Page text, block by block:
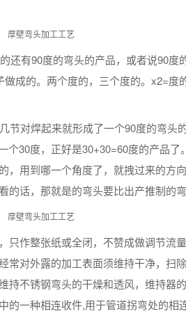
还有90度的弯头的产品，或者说90度
成的。两个度的，三个度的。x2=度
节对焊起来就形成了一个90度的弯头
30度，正好是30+30=60度的产品
用到哪一个角度了，就拽过来的方
的话，那就是的弯头要比出产推制的
只作整张纸或全闭，不赞成做调节流
对外露的加工表面须维持干净，扫
持不锈钢弯头的干燥和透风，维持器
的一种相连收件,用于管道拐弯处的相